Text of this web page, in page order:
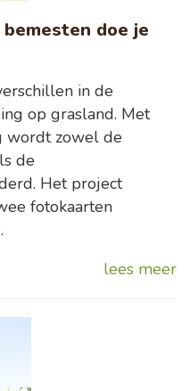
doe je
in de
op grasland. Met
wordt zowel de
de
Het project
fotokaarten
lees meer